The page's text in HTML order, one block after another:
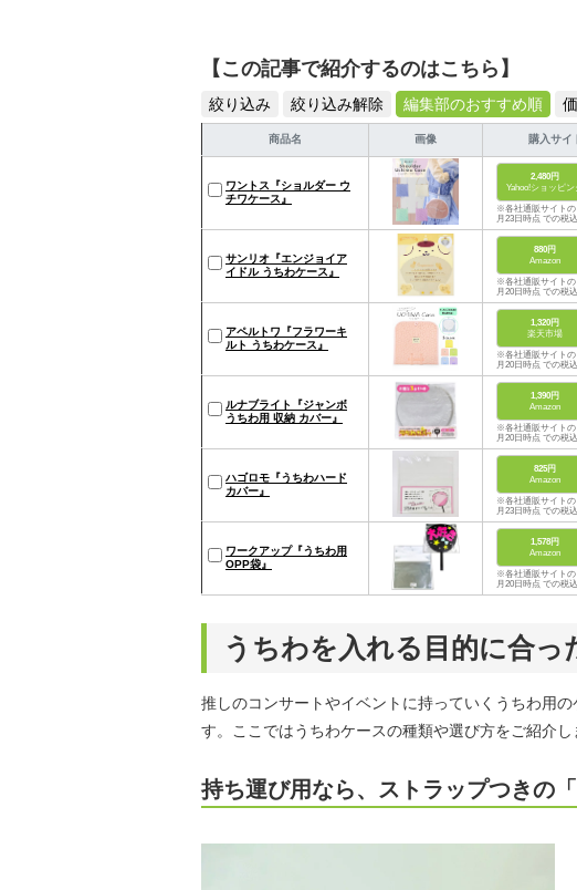
【この記事で紹介するのはこちら】
絞り込み 絞り込み解除 編集部のおすすめ順
商品名 画像 購入サイ
ワントス『ショルダー ウ
チワケース』
2,480円
Yahoo!ショッピン
※各社通販サイトの
月23日時点 での税
サンリオ『エンジョイア
イドル うちわケース』
880円
Amazon
※各社通販サイトの
月20日時点 での税
アペルトワ『フラワーキ
ルト うちわケース』
1,320円
楽天市場
※各社通販サイトの
月20日時点 での税
ルナブライト『ジャンボ
うちわ用 収納 カバー』
1,390円
Amazon
※各社通販サイトの
月20日時点 での税
ハゴロモ『うちわハード
カバー』
825円
Amazon
※各社通販サイトの
月23日時点 での税
ワークアップ『うちわ用
OPP袋』
1,578円
Amazon
※各社通販サイトの
月20日時点 での税
うちわを入れる目的に合っ
推しのコンサートやイベントに持っていくうちわ用
す。ここではうちわケースの種類や選び方をご紹介し
持ち運び用なら、ストラップつきの